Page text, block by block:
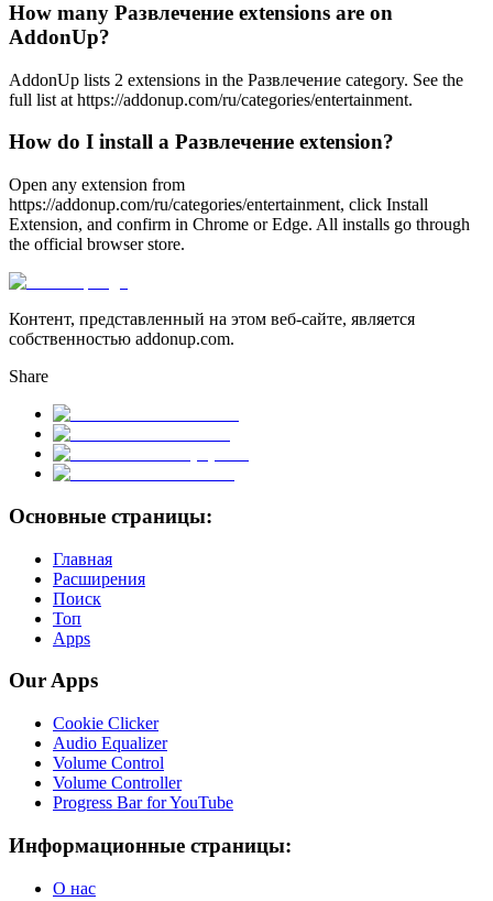
How many Развлечение extensions are on
AddonUp?
AddonUp lists 2 extensions in the Развлечение category. See the
full list at https://addonup.com/ru/categories/entertainment.
How do I install a Развлечение extension?
Open any extension from
https://addonup.com/ru/categories/entertainment, click Install
Extension, and confirm in Chrome or Edge. All installs go through
the official browser store.
Контент, представленный на этом веб-сайте, является
собственностью addonup.com.
Share
Основные страницы:
Главная
Расширения
Поиск
Топ
Apps
Our Apps
Cookie Clicker
Audio Equalizer
Volume Control
Volume Controller
Progress Bar for YouTube
Информационные страницы:
О нас